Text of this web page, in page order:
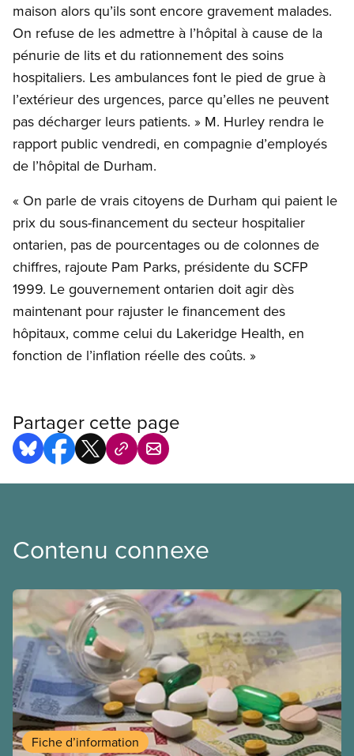
maison alors qu’ils sont encore gravement malades.
On refuse de les admettre à l’hôpital à cause de la
pénurie de lits et du rationnement des soins
hospitaliers. Les ambulances font le pied de grue à
l’extérieur des urgences, parce qu’elles ne peuvent
pas décharger leurs patients. » M. Hurley rendra le
rapport public vendredi, en compagnie d’employés
de l’hôpital de Durham.
« On parle de vrais citoyens de Durham qui paient le
prix du sous-financement du secteur hospitalier
ontarien, pas de pourcentages ou de colonnes de
chiffres, rajoute Pam Parks, présidente du SCFP
1999. Le gouvernement ontarien doit agir dès
maintenant pour rajuster le financement des
hôpitaux, comme celui du Lakeridge Health, en
fonction de l’inflation réelle des coûts. »
Partager cette page
Contenu connexe
Fiche d’information